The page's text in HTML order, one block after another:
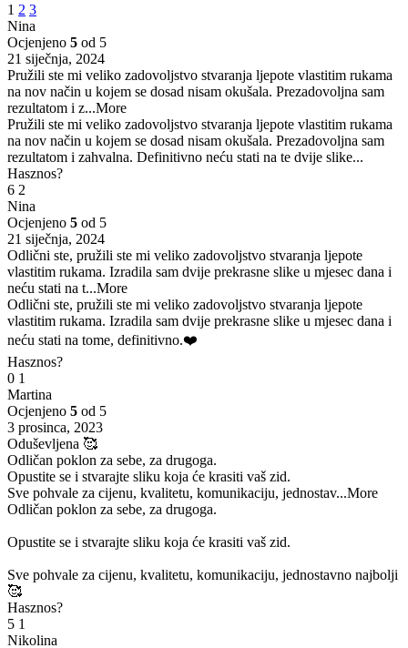
1 2 3
Nina
Ocjenjeno 5 od 5
21 siječnja, 2024
Pružili ste mi veliko zadovoljstvo stvaranja ljepote vlastitim rukama
na nov način u kojem se dosad nisam okušala. Prezadovoljna sam
rezultatom i z...More
Pružili ste mi veliko zadovoljstvo stvaranja ljepote vlastitim rukama
na nov način u kojem se dosad nisam okušala. Prezadovoljna sam
rezultatom i zahvalna. Definitivno neću stati na te dvije slike...
Hasznos?
6 2
Nina
Ocjenjeno 5 od 5
21 siječnja, 2024
Odlični ste, pružili ste mi veliko zadovoljstvo stvaranja ljepote
vlastitim rukama. Izradila sam dvije prekrasne slike u mjesec dana i
neću stati na t...More
Odlični ste, pružili ste mi veliko zadovoljstvo stvaranja ljepote
vlastitim rukama. Izradila sam dvije prekrasne slike u mjesec dana i
neću stati na tome, definitivno.❤️
Hasznos?
0 1
Martina
Ocjenjeno 5 od 5
3 prosinca, 2023
Oduševljena 🥰
Odličan poklon za sebe, za drugoga.
Opustite se i stvarajte sliku koja će krasiti vaš zid.
Sve pohvale za cijenu, kvalitetu, komunikaciju, jednostav...More
Odličan poklon za sebe, za drugoga.
Opustite se i stvarajte sliku koja će krasiti vaš zid.
Sve pohvale za cijenu, kvalitetu, komunikaciju, jednostavno najbolji
🥰
Hasznos?
5 1
Nikolina